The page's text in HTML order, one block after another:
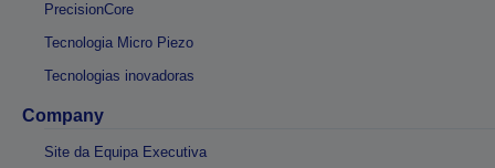
PrecisionCore
Tecnologia Micro Piezo
Tecnologias inovadoras
Company
Site da Equipa Executiva